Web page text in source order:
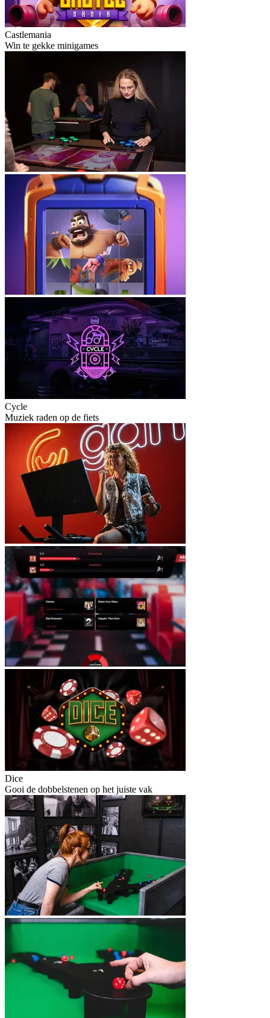
Castlemania
Win te gekke minigames
Cycle
Muziek raden op de fiets
Dice
Gooi de dobbelstenen op het juiste vak